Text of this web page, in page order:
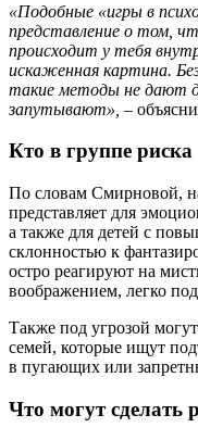
«Подобные «игры в
представление о том,
происходит у тебя
искаженная картина.
такие методы не дают
запутывают», –
Кто в группе риска
По словам Смирновой,
представляет для
а также для детей с
склонностью к
остро реагируют на
воображением, легко
Также под угрозой
семей, которые ищут
в пугающих или
Что могут сделать